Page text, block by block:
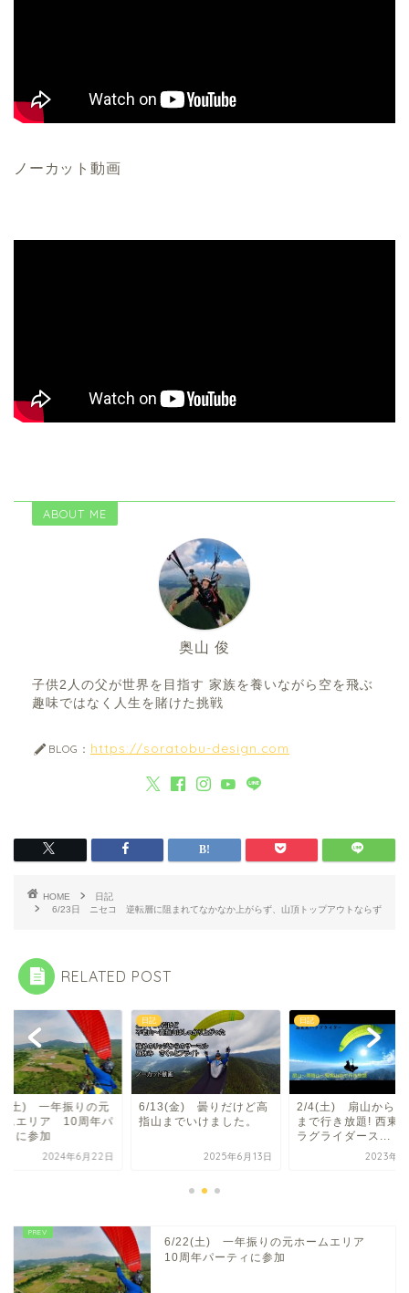
ノーカット動画
ABOUT ME
奥山 俊
子供2人の父が世界を目指す 家族を養いながら空を飛ぶ
趣味ではなく人生を賭けた挑戦
BLOG： https://soratobu-design.com
HOME
日記
6/23日 ニセコ 逆転層に阻まれてなかなか上がらず、山頂トップアウトならず
RELATED POST
土) 一年振りの元
ムエリア 10周年パ
ィに参加
2024年6月22日
日記
6/13(金) 曇りだけど高
指山までいけました。
2025年6月13日
日記
2/4(土) 扇山から要
まで行き放題! 西東
ラグライダース...
2023年2
6/22(土) 一年振りの元ホームエリア
10周年パーティに参加